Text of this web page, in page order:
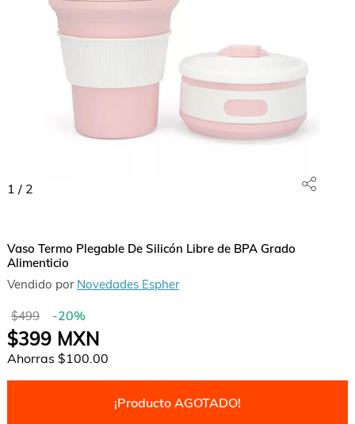
1 / 2
Vaso Termo Plegable De Silicón Libre de BPA Grado
Alimenticio
Vendido por Novedades Espher
$499 -20%
$399MXN
Ahorras $100.00
¡Producto AGOTADO!